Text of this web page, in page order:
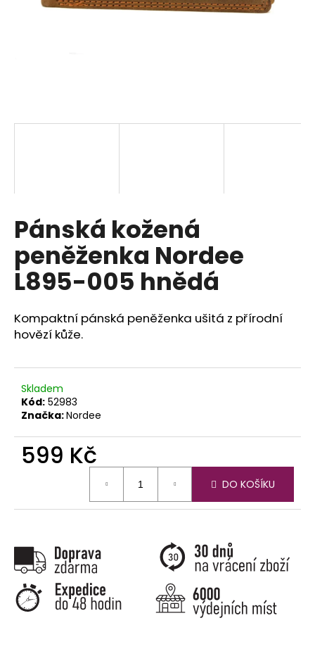
Pánská kožená
peněženka Nordee
L895-005 hnědá
Kompaktní pánská peněženka ušitá z přírodní
hovězí kůže.
Skladem
Kód: 52983
Značka:Nordee
599 Kč
DO KOŠÍKU
D
o
p
o
r
č
u
e
m
e